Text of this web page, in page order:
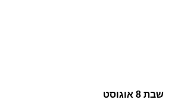
שבת 8 אוגוסט